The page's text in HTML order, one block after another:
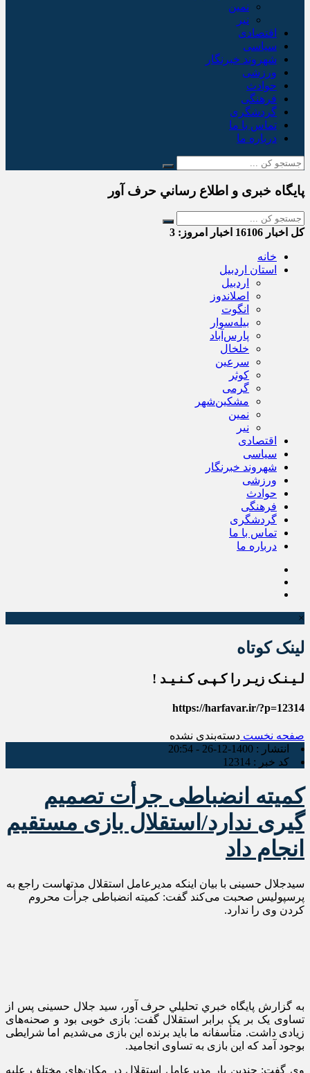
نمین
نیر
اقتصادی
سیاسی
شهروند خبرنگار
ورزشی
حوادث
فرهنگی
گردشگری
تماس با ما
درباره ما
پایگاه خبری و اطلاع رساني حرف آور
کل اخبار اخبار امروز: 3
خانه
استان اردبیل
اردبیل
اصلاندوز
انگوت
بیله‌سوار
پارس‌آباد
خلخال
سرعین
کوثر
گرمی
مشکین‌شهر
نمین
نیر
اقتصادی
سیاسی
شهروند خبرنگار
ورزشی
حوادث
فرهنگی
گردشگری
تماس با ما
درباره ما
×
لینک کوتاه
لـیـنـک زیـر را کـپـی کـنـیـد !
https://harfavar.ir/?p=12314
صفحه نخست دسته‌بندی نشده
انتشار : 1400-12-26 - 20:54
کد خبر : 12314
کمیته انضباطی جرأت تصمیم
گیری ندارد/استقلال بازی مستقیم
انجام داد
سیدجلال حسینی با بیان اینکه مدیرعامل استقلال مدتهاست راجع به
پرسپولیس صحبت می‌کند گفت: کمیته انضباطی جرأت محروم
کردن وی را ندارد.
به گزارش پايگاه خبري تحليلي حرف آور، سید جلال حسینی پس از
تساوی یک بر یک برابر استقلال گفت: بازی خوبی بود و صحنه‌های
زیادی داشت. متأسفانه ما باید برنده این بازی می‌شدیم اما شرایطی
بوجود آمد که این بازی به تساوی انجامید.
وی گفت: چندین بار مدیرعامل استقلال در مکان‌های مختلف علیه